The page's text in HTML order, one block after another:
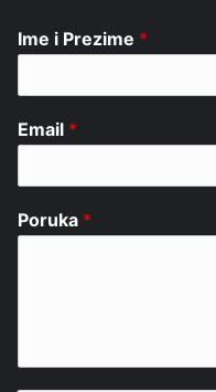
Ime i Prezime *
Email *
Poruka *